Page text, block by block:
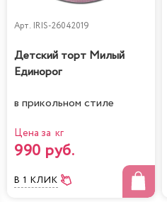
Арт. IRIS-26042019
Детский торт Милый
Единорог
в прикольном стиле
Цена за кг
990 руб.
В 1 КЛИК